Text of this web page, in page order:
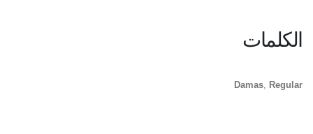
الكلمات
Damas Regular